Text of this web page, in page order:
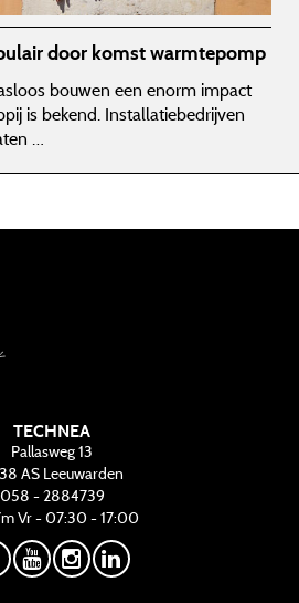
door komst warmtepomp
bouwen een enorm impact
is bekend. Installatiebedrijven
…
TECHNEA
Pallasweg 13
AS Leeuwarden
058 - 2884739
Vr - 07:30 - 17:00